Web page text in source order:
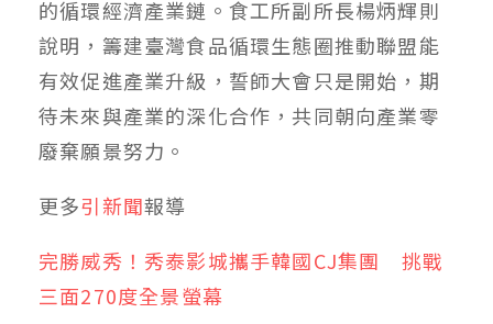
的循環經濟產業鏈。食工所副所長楊炳輝則
說明，籌建臺灣食品循環生態圈推動聯盟能
有效促進產業升級，誓師大會只是開始，期
待未來與產業的深化合作，共同朝向產業零
廢棄願景努力。
更多引新聞報導
完勝威秀！秀泰影城攜手韓國CJ集團 挑戰
三面270度全景螢幕